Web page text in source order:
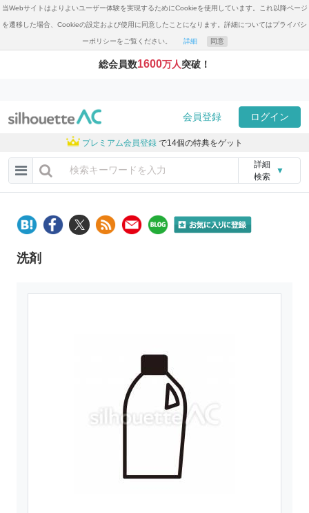
当Webサイトはよりよいユーザー体験を実現するためにCookieを使用しています。これ以降ページ
を遷移した場合、Cookieの設定および使用に同意したことになります。詳細についてはプライバシ
ーポリシーをご覧ください。 詳細 同意
総会員数1600万人突破！
会員登録 ログイン
プレミアム会員登録 で14個の特典をゲット
詳細
検索
▼
洗剤